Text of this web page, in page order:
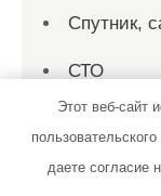
Спутник,
СТО
СТО
СТО 19
Этот веб-сайт
даете согласие